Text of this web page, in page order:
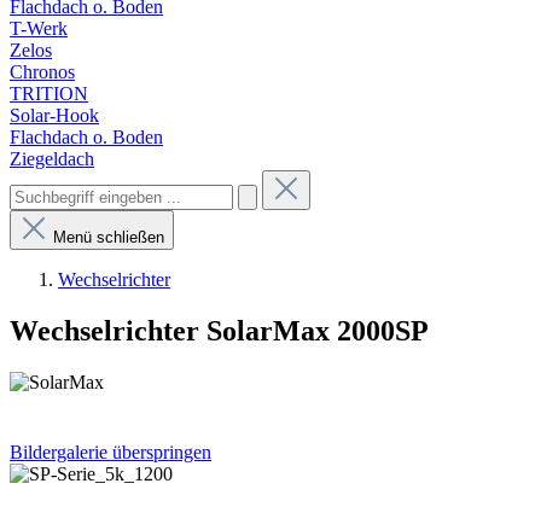
Flachdach o. Boden
T-Werk
Zelos
Chronos
TRITION
Solar-Hook
Flachdach o. Boden
Ziegeldach
Menü schließen
Wechselrichter
Wechselrichter SolarMax 2000SP
Bildergalerie überspringen